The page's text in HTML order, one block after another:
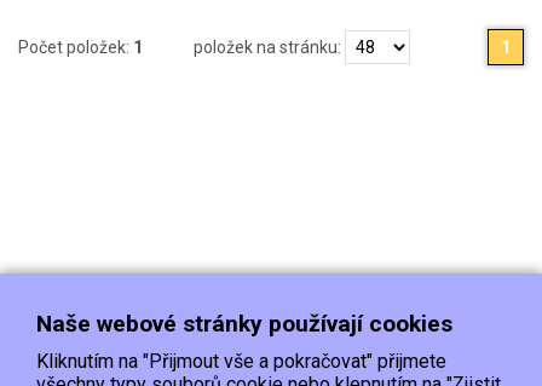
Počet položek: 1 položek na stránku: 1
Naše webové stránky používají cookies
Kliknutím na "Přijmout vše a pokračovat" přijmete